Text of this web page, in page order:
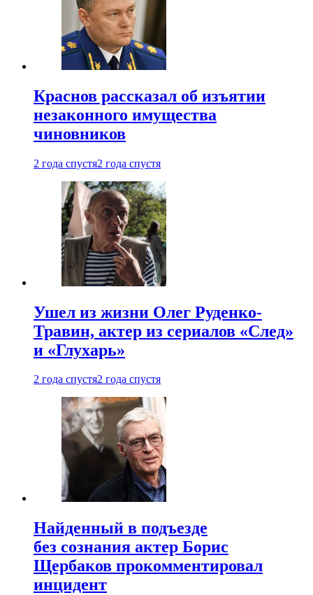
Краснов рассказал об изъятии
незаконного имущества
чиновников
2 года спустя2 года спустя
Ушел из жизни Олег Руденко-
Травин, актер из сериалов «След»
и «Глухарь»
2 года спустя2 года спустя
Найденный в подъезде
без сознания актер Борис
Щербаков прокомментировал
инцидент